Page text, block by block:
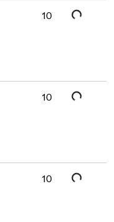
10
10
geladen. Bitte warten...
10
geladen. Bitte warten...